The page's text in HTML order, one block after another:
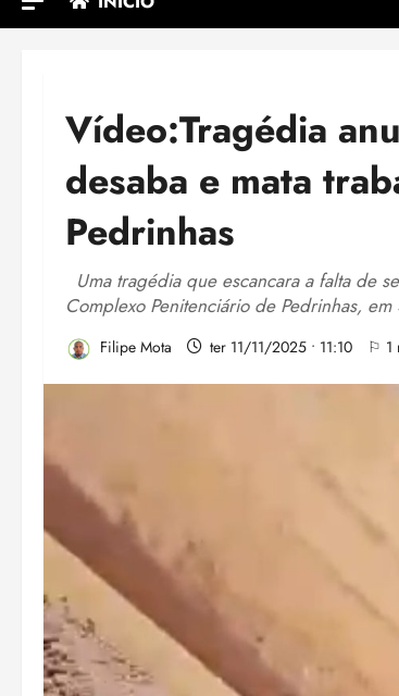
Vídeo:Tragédia
desaba e mata
Pedrinhas
Uma tragédia que escancara a falta de
Complexo Penitenciário de Pedrinhas, em
Filipe Mota ter 11/11/2025 • 11:10 ⚐ 1